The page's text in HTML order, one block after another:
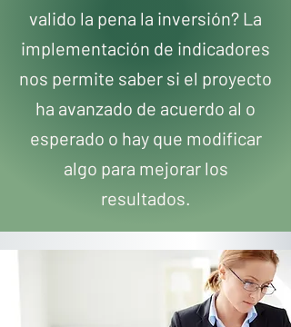
valido la pena la inversión? La
implementación de indicadores
nos permite saber si el proyecto
ha avanzado de acuerdo al o
esperado o hay que modificar
algo para mejorar los
resultados.